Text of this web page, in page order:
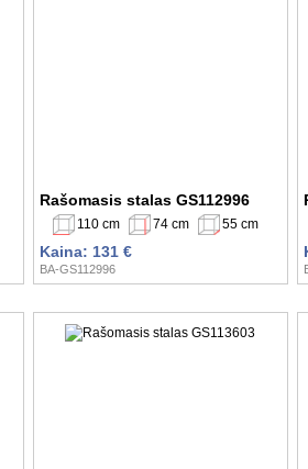
Rašomasis stalas GS112996
110 cm 74 cm 55 cm
Kaina: 131 €
BA-GS112996